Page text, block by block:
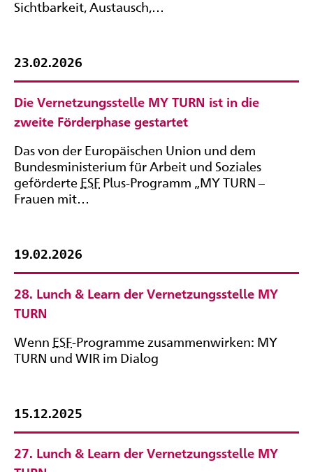
Sichtbarkeit, Austausch,…
23.02.2026
Die Vernetzungsstelle MY TURN ist in die
zweite Förderphase gestartet
Das von der Europäischen Union und dem
Bundesministerium für Arbeit und Soziales
geförderte ESF Plus-Programm „MY TURN –
Frauen mit…
19.02.2026
28. Lunch & Learn der Vernetzungsstelle MY
TURN
Wenn ESF-Programme zusammenwirken: MY
TURN und WIR im Dialog
15.12.2025
27. Lunch & Learn der Vernetzungsstelle MY